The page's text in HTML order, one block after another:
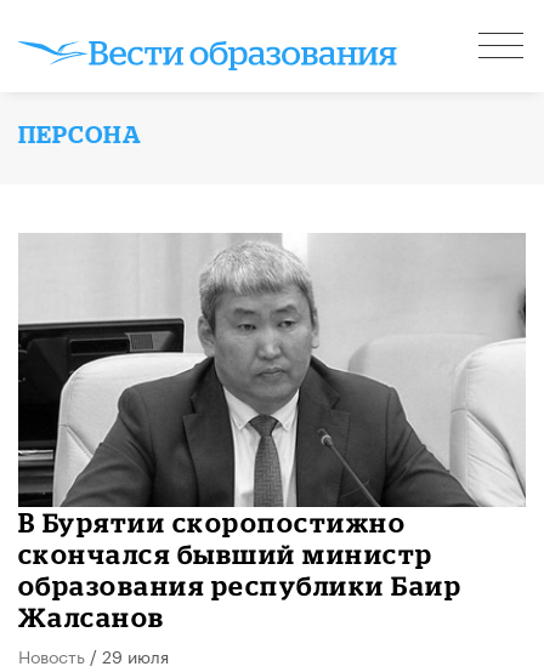
ПЕРСОНА
​В Бурятии скоропостижно
скончался бывший министр
образования республики Баир
Жалсанов
Новость / 29 июля